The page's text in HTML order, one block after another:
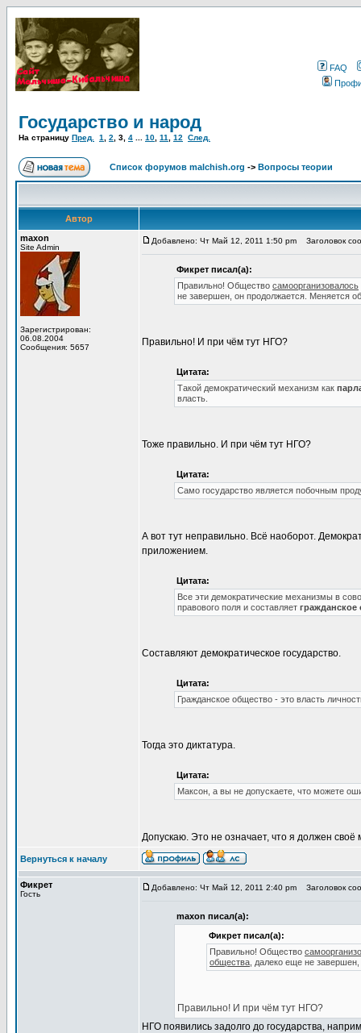
FAQ
Государство и народ
На страницу Пред. 1 2 3 4 10 11 12 След.
Список форумов malchish.org -> Вопросы теории
Автор
maxon
Site Admin
Зарегистрирован:
06.08.2004
Сообщения: 5657
Добавлено: Чт Май 12, 2011 1:50 pm Заголовок
Фикрет писал(а):
Правильно! Общество самоорганизовалось
не завершен, он продолжается. Меняется
Правильно! И при чём тут НГО?
Цитата:
Такой демократический механизм как
власть.
Тоже правильно. И при чём тут НГО?
Цитата:
Само государство является побочным
А вот тут неправильно. Всё наоборот.
приложением.
Цитата:
Все эти демократические механизмы в
правового поля и составляет гражданское
Составляют демократическое государство.
Цитата:
Гражданское общество - это власть
Тогда это диктатура.
Цитата:
Максон, а вы не допускаете, что можете
Допускаю. Это не означает, что я должен своё
Вернуться к началу
Фикрет
Гость
Добавлено: Чт Май 12, 2011 2:40 pm Заголовок
maxon писал(а):
Фикрет писал(а):
Правильно! Общество
общества , далеко еще не
Правильно! И при чём тут НГО?
НГО появились задолго до государства,